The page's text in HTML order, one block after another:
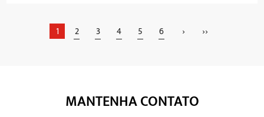
1 2 3 4 5 6 › ››
MANTENHA CONTATO